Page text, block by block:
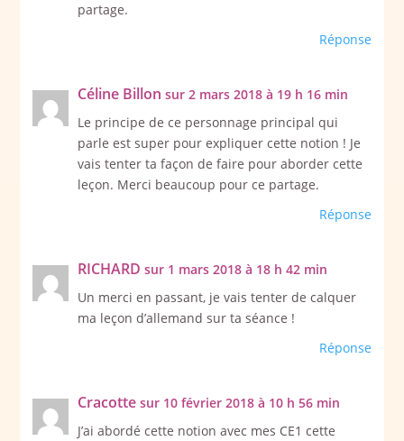
partage.
Réponse
Céline Billon sur 2 mars 2018 à 19 h 16 min
Le principe de ce personnage principal qui
parle est super pour expliquer cette notion ! Je
vais tenter ta façon de faire pour aborder cette
leçon. Merci beaucoup pour ce partage.
Réponse
RICHARD sur 1 mars 2018 à 18 h 42 min
Un merci en passant, je vais tenter de calquer
ma leçon d’allemand sur ta séance !
Réponse
Cracotte sur 10 février 2018 à 10 h 56 min
J’ai abordé cette notion avec mes CE1 cette